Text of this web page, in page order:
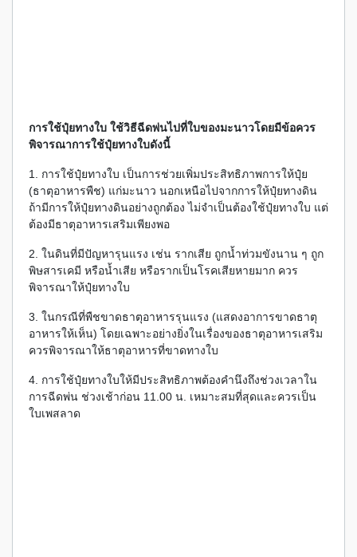
การใช้ปุ๋ยทางใบ ใช้วิธีฉีดพ่นไปที่ใบของมะนาวโดยมีข้อควร
พิจารณาการใช้ปุ๋ยทางใบดังนี้
1. การใช้ปุ๋ยทางใบ เป็นการช่วยเพิ่มประสิทธิภาพการให้ปุ๋ย
(ธาตุอาหารพืช) แก่มะนาว นอกเหนือไปจากการให้ปุ๋ยทางดิน
ถ้ามีการให้ปุ๋ยทางดินอย่างถูกต้อง ไม่จำเป็นต้องใช้ปุ๋ยทางใบ แต่
ต้องมีธาตุอาหารเสริมเพียงพอ
2. ในดินที่มีปัญหารุนแรง เช่น รากเสีย ถูกน้ำท่วมขังนาน ๆ ถูก
พิษสารเคมี หรือน้ำเสีย หรือรากเป็นโรคเสียหายมาก ควร
พิจารณาให้ปุ๋ยทางใบ
3. ในกรณีที่พืชขาดธาตุอาหารรุนแรง (แสดงอาการขาดธาตุ
อาหารให้เห็น) โดยเฉพาะอย่างยิ่งในเรื่องของธาตุอาหารเสริม
ควรพิจารณาให้ธาตุอาหารที่ขาดทางใบ
4. การใช้ปุ๋ยทางใบให้มีประสิทธิภาพต้องคำนึงถึงช่วงเวลาใน
การฉีดพ่น ช่วงเช้าก่อน 11.00 น. เหมาะสมที่สุดและควรเป็น
ใบเพสลาด